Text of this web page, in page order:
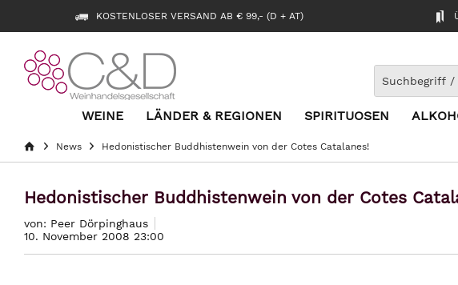
KOSTENLOSER VERSAND AB € 99,- (D + AT)
WEINE LÄNDER & REGIONEN SPIRITUOSEN
News Hedonistischer Buddhistenwein von der Cotes Catalanes!
Hedonistischer Buddhistenwein von der Cotes
von: Peer Dörpinghaus
10. November 2008 23:00